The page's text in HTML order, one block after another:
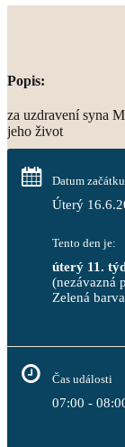
Popis:
za uzdravení syna
jeho život
Datum
Úterý
Tento den je:
úterý 11.
(nezávazná
Čas události
07:00 -